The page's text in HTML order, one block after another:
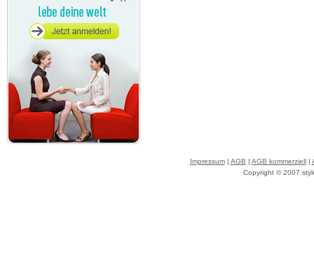
Impressum| AGB | AGB kommerziell|
Copyright © 2007